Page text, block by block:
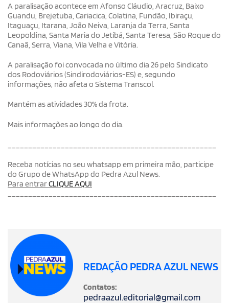
A paralisação acontece em Afonso Cláudio, Aracruz, Baixo
Guandu, Brejetuba, Cariacica, Colatina, Fundão, Ibiraçu,
Itaguaçu, Itarana, João Neiva, Laranja da Terra, Santa
Leopoldina, Santa Maria do Jetibá, Santa Teresa, São Roque do
Canaã, Serra, Viana, Vila Velha e Vitória.
A paralisação foi convocada no último dia 26 pelo Sindicato
dos Rodoviários (Sindirodoviários-ES) e, segundo
informações, não afeta o Sistema Transcol.
Mantém as atividades 30% da frota.
Mais informações ao longo do dia.
Receba notícias no seu whatsapp em primeira mão, participe
do Grupo de WhatsApp do Pedra Azul News.
Para entrarCLIQUE AQUI
REDAÇÃO PEDRA AZUL NEWS
Contatos:
pedraazul.editorial@gmail.com